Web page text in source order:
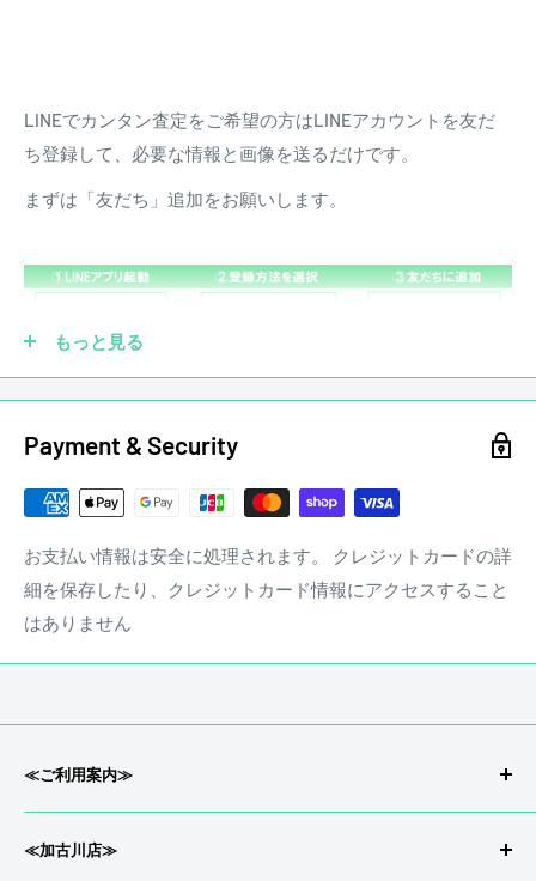
☑ 傷あり
LINEでカンタン査定をご希望の方はLINEアカウントを友だ
ち登録して、必要な情報と画像を送るだけです。
まずは「友だち」追加をお願いします。
stereon music LINE QRコード
もっと見る
Payment & Security
お支払い情報は安全に処理されます。 クレジットカードの詳
細を保存したり、クレジットカード情報にアクセスすること
はありません
≪ご利用案内≫
会社概要/特定商取引
返品/返金について
≪加古川店≫